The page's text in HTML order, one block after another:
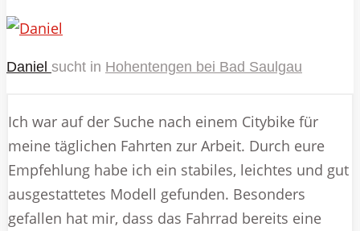
Daniel sucht in Hohentengen bei Bad Saulgau
Ich war auf der Suche nach einem Citybike für
meine täglichen Fahrten zur Arbeit. Durch eure
Empfehlung habe ich ein stabiles, leichtes und gut
ausgestattetes Modell gefunden. Besonders
gefallen hat mir, dass das Fahrrad bereits eine